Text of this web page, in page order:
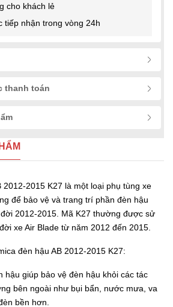
cho khách lẻ
nhận trong vòng 24h
thanh toán
2012-2015 K27 là một loại phụ tùng xe
để bảo vệ và trang trí phần đèn hậu
2012-2015. Mã K27 thường được sử
xe Air Blade từ năm 2012 đến 2015.
đèn hậu AB 2012-2015 K27:
hậu giúp bảo vệ đèn hậu khỏi các tác
bên ngoài như bụi bẩn, nước mưa, va
bền hơn.